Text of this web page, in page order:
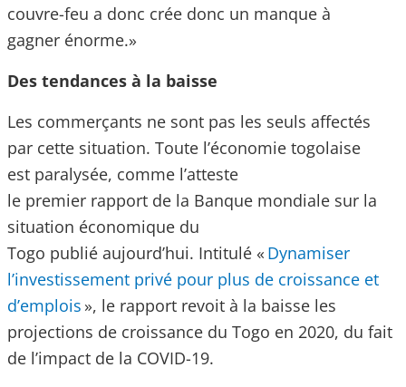
couvre-feu a donc crée donc un manque à
gagner énorme.»
Des tendances à la baisse
Les commerçants ne sont pas les seuls affectés
par cette situation. Toute l’économie togolaise
est paralysée, comme l’atteste
le premier rapport de la Banque mondiale sur la
situation économique du
Togo publié aujourd’hui. Intitulé « Dynamiser
l’investissement privé pour plus de croissance et
d’emplois », le rapport revoit à la baisse les
projections de croissance du Togo en 2020, du fait
de l’impact de la COVID-19.